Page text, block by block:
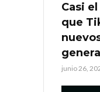
Casi
que
junio 26,